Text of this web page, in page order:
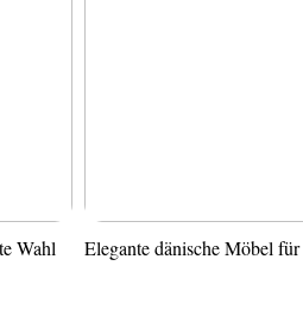
Wahl Elegante dänische Möbel